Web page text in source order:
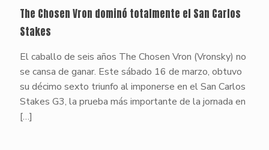
The Chosen Vron dominó totalmente el San Carlos
Stakes
El caballo de seis años The Chosen Vron (Vronsky) no
se cansa de ganar. Este sábado 16 de marzo, obtuvo
su décimo sexto triunfo al imponerse en el San Carlos
Stakes G3, la prueba más importante de la jornada en
[…]